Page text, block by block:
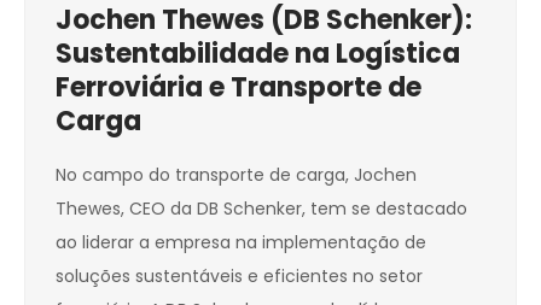
Jochen Thewes (DB Schenker):
Sustentabilidade na Logística
Ferroviária e Transporte de
Carga
No campo do transporte de carga, Jochen
Thewes, CEO da DB Schenker, tem se destacado
ao liderar a empresa na implementação de
soluções sustentáveis e eficientes no setor